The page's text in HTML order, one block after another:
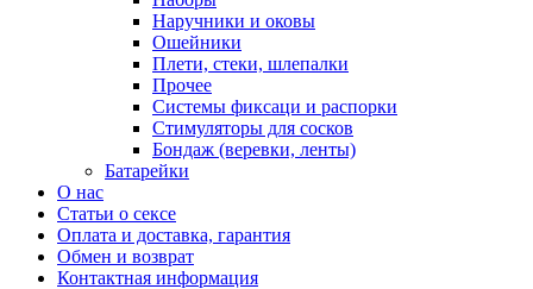
Наручники и оковы
Ошейники
Плети, стеки, шлепалки
Прочее
Системы фиксаци и распорки
Стимуляторы для сосков
Бондаж (веревки, ленты)
Батарейки
О нас
Статьи о сексе
Оплата и доставка, гарантия
Обмен и возврат
Контактная информация